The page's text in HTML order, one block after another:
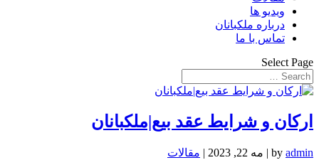
ویدیو ها
درباره ملکبانان
تماس با ما
Select Page
ارکان و شرایط عقد بیع|ملکبانان
by admin
| مه 22, 2023 | مقالات